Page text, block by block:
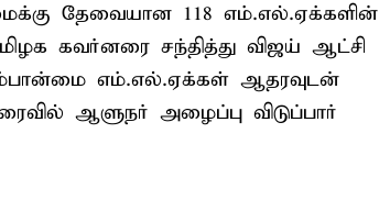
தேவையான 118 எம்.எல்.ஏக்களின்
கவர்னரை சந்தித்து விஜய் ஆட்சி
எம்.எல்.ஏக்கள் ஆதரவுடன்
ஆளுநர் அழைப்பு விடுப்பார்